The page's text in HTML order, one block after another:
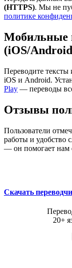
(HTTPS). Мы не
политике
Мобильные
(iOS/
Переводите тексты
iOS и Android.
Play — переводы
Отзывы
Пользователи
работы и удобство
— он помогает нам
Скачать
20+